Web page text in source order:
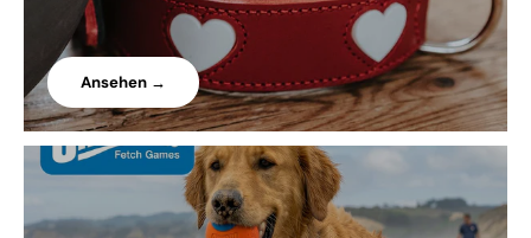
Ansehen →